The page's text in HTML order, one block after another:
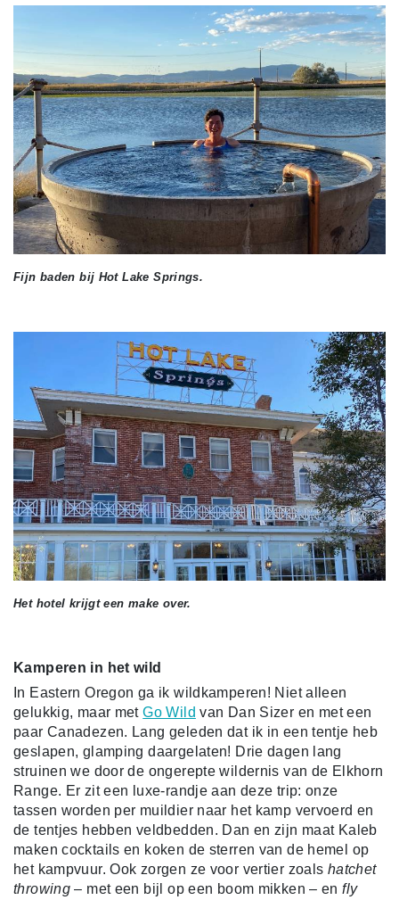
Fijn baden bij Hot Lake Springs.
Het hotel krijgt een make over.
Kamperen in het wild
In Eastern Oregon ga ik wildkamperen! Niet alleen
gelukkig, maar metGo Wild van Dan Sizer en met een
paar Canadezen. Lang geleden dat ik in een tentje heb
geslapen, glamping daargelaten! Drie dagen lang
struinen we door de ongerepte wildernis van de Elkhorn
Range. Er zit een luxe-randje aan deze trip: onze
tassen worden per muildier naar het kamp vervoerd en
de tentjes hebben veldbedden. Dan en zijn maat Kaleb
maken cocktails en koken de sterren van de hemel op
het kampvuur. Ook zorgen ze voor vertier zoals hatchet
throwing – met een bijl op een boom mikken – enfly